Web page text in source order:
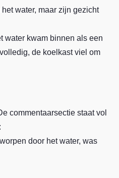
water, maar zijn gezicht
water kwam binnen als een
de koelkast viel om
commentaarsectie staat vol
door het water, was